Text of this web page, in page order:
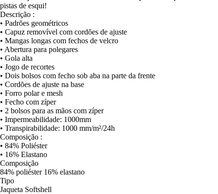
pistas de esqui!
Descrição :
• Padrões geométricos
• Capuz removível com cordões de ajuste
• Mangas longas com fechos de velcro
• Abertura para polegares
• Gola alta
• Jogo de recortes
• Dois bolsos com fecho sob aba na parte da frente
• Cordões de ajuste na base
• Forro polar e mesh
• Fecho com zíper
• 2 bolsos para as mãos com zíper
• Impermeabilidade: 1000mm
• Transpirabilidade: 1000 mm/m²/24h
Composição :
• 84% Poliéster
• 16% Elastano
Composição
84% poliéster 16% elastano
Tipo
Jaqueta Softshell